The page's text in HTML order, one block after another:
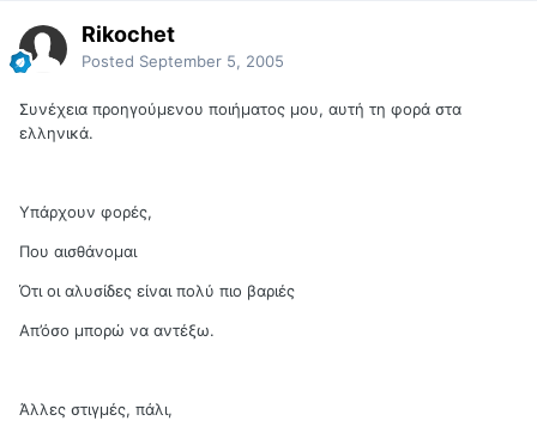
Rikochet
Posted September 5, 2005
Συνέχεια προηγούμενου ποιήματος μου, αυτή τη φορά στα
ελληνικά.
Υπάρχουν φορές,
Που αισθάνομαι
Ότι οι αλυσίδες είναι πολύ πιο βαριές
Απ’όσο μπορώ να αντέξω.
Άλλες στιγμές, πάλι,